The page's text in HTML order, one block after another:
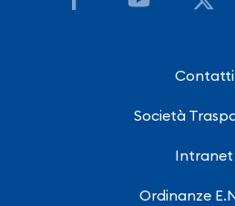
Contatti
Società
Intranet
Ordinanze